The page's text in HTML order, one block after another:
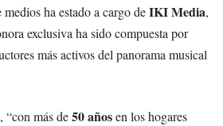
ha estado a cargo deIKI Media,
exclusiva ha sido compuesta por
más activos del panorama musical
“con más de50 añosen los hogares